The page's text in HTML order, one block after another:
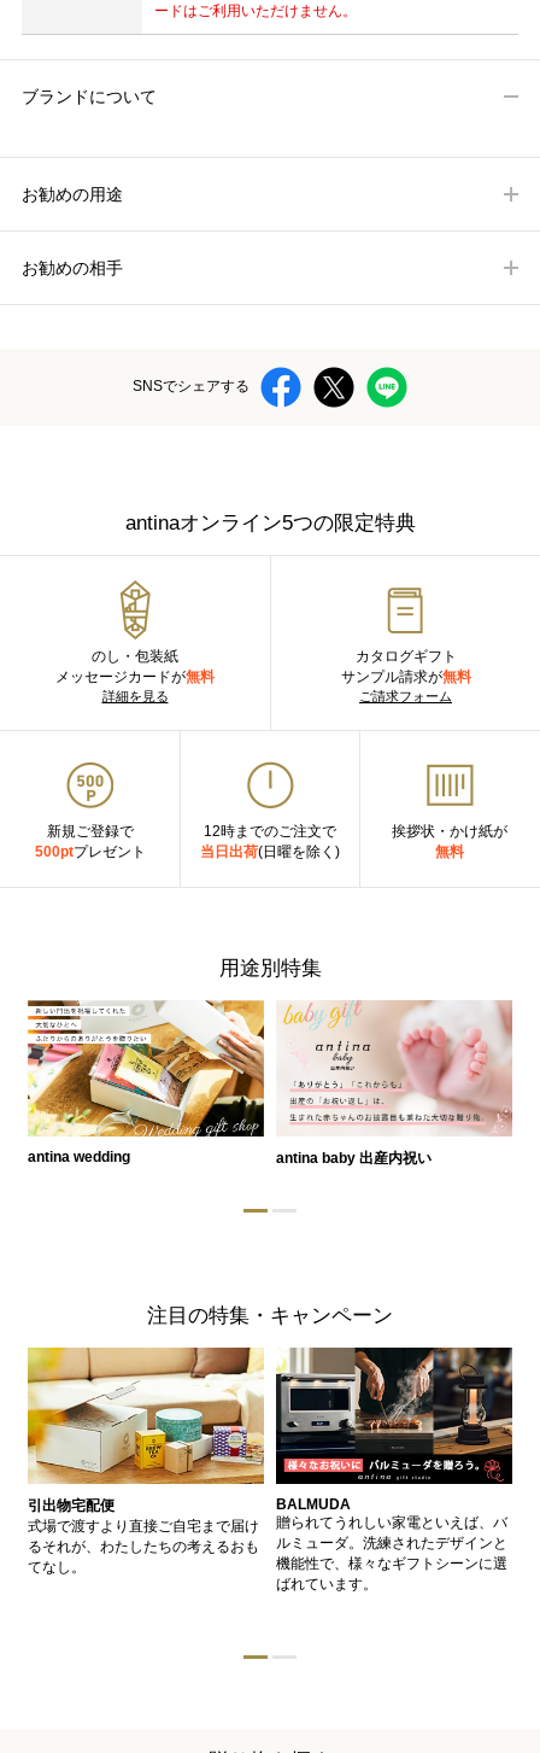
ードはご利用いただけません。
ブランドについて
お勧めの用途
お勧めの相手
SNSでシェアする
antinaオンライン5つの限定特典
のし・包装紙
メッセージカードが無料
詳細を見る
カタログギフト
サンプル請求が無料
ご請求フォーム
新規ご登録で
500ptプレゼント
12時までのご注文で
当日出荷(日曜を除く)
挨拶状・かけ紙が
無料
用途別特集
antina wedding antina baby 出産内祝い
注目の特集・キャンペーン
引出物宅配便
式場で渡すより直接ご自宅まで届け
るそれが、わたしたちの考えるおも
てなし。
BALMUDA
贈られてうれしい家電といえば、バ
ルミューダ。洗練されたデザインと
機能性で、様々なギフトシーンに選
ばれています。